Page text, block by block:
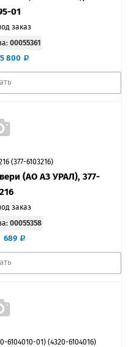
01
заказ
00055361
5 800
(377-6103216)
(АО АЗ УРАЛ), 377-
заказ
00055358
689
6104010-01) (4320-6104016)